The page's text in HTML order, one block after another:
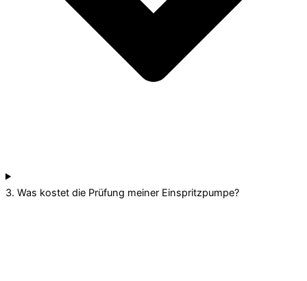
3. Was kostet die Prüfung meiner Einspritzpumpe?